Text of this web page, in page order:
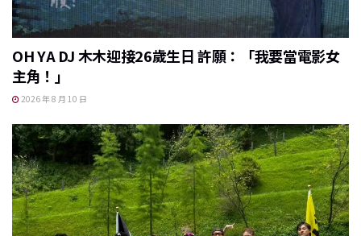
OH YA DJ 木木迎接26歲生日 許願：「我要當電影女
主角！」
2026 年 8 月 10 日